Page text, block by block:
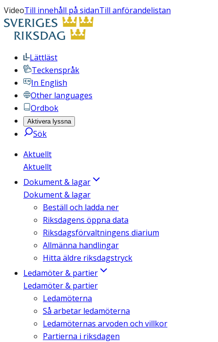
VideoTill innehåll på sidanTill anförandelistan
Lättläst
Teckenspråk
In English
Other languages
Ordbok
Aktivera lyssna
Sök
Aktuellt
Aktuellt
Dokument & lagar
Dokument & lagar
Beställ och ladda ner
Riksdagens öppna data
Riksdagsförvaltningens diarium
Allmänna handlingar
Hitta äldre riksdagstryck
Ledamöter & partier
Ledamöter & partier
Ledamöterna
Så arbetar ledamöterna
Ledamöternas arvoden och villkor
Partierna i riksdagen